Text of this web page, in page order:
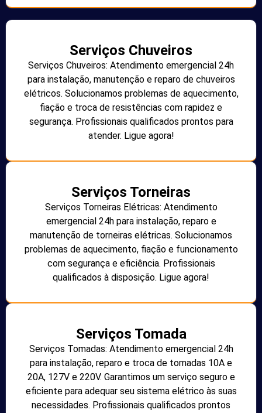
Serviços Chuveiros
Serviços Chuveiros: Atendimento emergencial 24h
para instalação, manutenção e reparo de chuveiros
elétricos. Solucionamos problemas de aquecimento,
fiação e troca de resistências com rapidez e
segurança. Profissionais qualificados prontos para
atender. Ligue agora!
Serviços Torneiras
Serviços Torneiras Elétricas: Atendimento
emergencial 24h para instalação, reparo e
manutenção de torneiras elétricas. Solucionamos
problemas de aquecimento, fiação e funcionamento
com segurança e eficiência. Profissionais
qualificados à disposição. Ligue agora!
Serviços Tomada
Serviços Tomadas: Atendimento emergencial 24h
para instalação, reparo e troca de tomadas 10A e
20A, 127V e 220V. Garantimos um serviço seguro e
eficiente para adequar seu sistema elétrico às suas
necessidades. Profissionais qualificados prontos